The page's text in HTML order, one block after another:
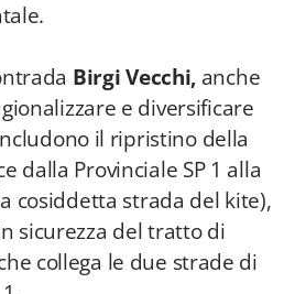
Birgi Vecchi, anche
e diversificare
il ripristino della
dalla Provinciale SP 1 alla
cosiddetta strada del kite),
sicurezza del tratto di
collega le due strade di